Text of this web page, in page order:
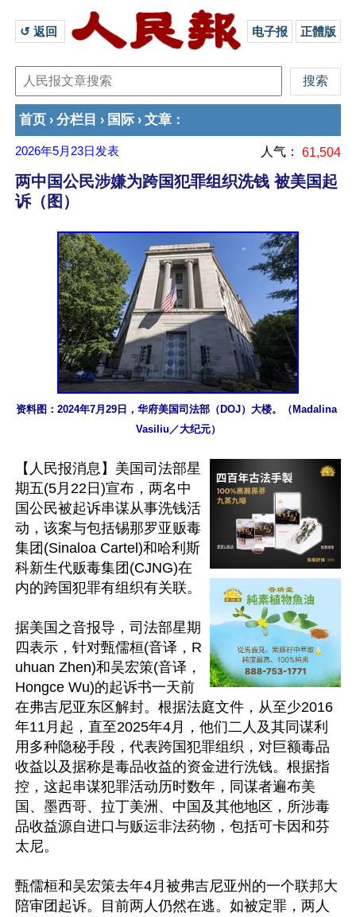
↺ 返回 电子报 正體版
首页 › 分栏目 › 国际 › 文章 ：
2026年5月23日 发表 人气： 61,504
两中国公民涉嫌为跨国犯罪组织洗钱 被美国起
诉（图）
资料图：2024年7月29日，华府美国司法部（DOJ）大楼。（Madalina
Vasiliu／大纪元）
【人民报消息】美国司法部星
期五(5月22日)宣布，两名中
国公民被起诉串谋从事洗钱活
动，该案与包括锡那罗亚贩毒
集团(Sinaloa Cartel)和哈利斯
科新生代贩毒集团(CJNG)在
内的跨国犯罪有组织有关联。
据美国之音报导，司法部星期
四表示，针对甄儒桓(音译，R
uhuan Zhen)和吴宏策(音译，
Hongce Wu)的起诉书一天前
在弗吉尼亚东区解封。根据法庭文件，从至少2016
年11月起，直至2025年4月，他们二人及其同谋利
用多种隐秘手段，代表跨国犯罪组织，对巨额毒品
收益以及据称是毒品收益的资金进行洗钱。根据指
控，这起串谋犯罪活动历时数年，同谋者遍布美
国、墨西哥、拉丁美洲、中国及其他地区，所涉毒
品收益源自进口与贩运非法药物，包括可卡因和芬
太尼。
甄儒桓和吴宏策去年4月被弗吉尼亚州的一个联邦大
陪审团起诉。目前两人仍然在逃。如被定罪，两人